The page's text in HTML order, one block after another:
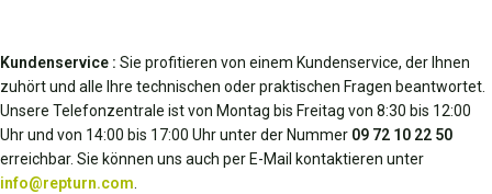
Kundenservice : Sie profitieren von einem Kundenservice, der Ihnen
zuhört und alle Ihre technischen oder praktischen Fragen beantwortet.
Unsere Telefonzentrale ist von Montag bis Freitag von 8:30 bis 12:00
Uhr und von 14:00 bis 17:00 Uhr unter der Nummer 09 72 10 22 50
erreichbar. Sie können uns auch per E-Mail kontaktieren unter
info@repturn.com